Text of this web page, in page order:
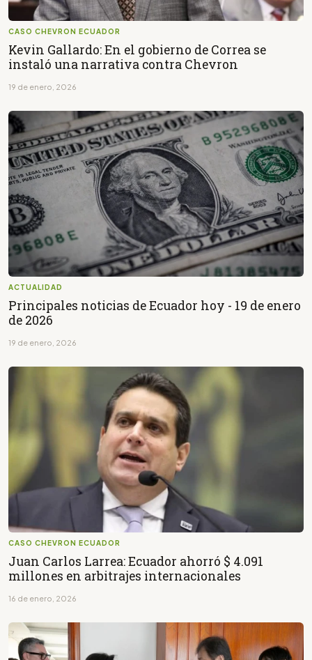
CASO CHEVRON ECUADOR
Kevin Gallardo: En el gobierno de Correa se
instaló una narrativa contra Chevron
19 de enero, 2026
ACTUALIDAD
Principales noticias de Ecuador hoy - 19 de enero
de 2026
19 de enero, 2026
CASO CHEVRON ECUADOR
Juan Carlos Larrea: Ecuador ahorró $ 4.091
millones en arbitrajes internacionales
16 de enero, 2026